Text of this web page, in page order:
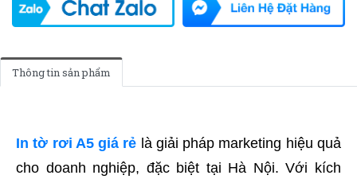
Thông tin sản phẩm
In tờ rơi A5 giá rẻ là giải pháp marketing hiệu quả
cho doanh nghiệp, đặc biệt tại Hà Nội. Với kích